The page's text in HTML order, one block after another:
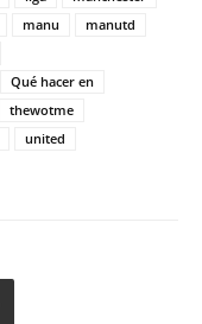
manu
manutd
Qué hacer en
thewotme
united